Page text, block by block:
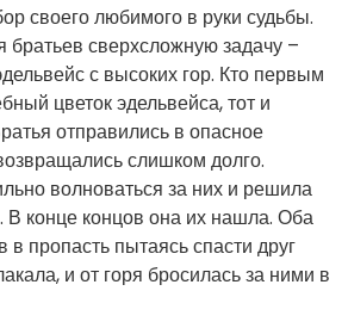
своего любимого в руки судьбы.
сверхсложную задачу –
с высоких гор. Кто первым
цветок эдельвейса, тот и
отправились в опасное
слишком долго.
волноваться за них и решила
В конце концов она их нашла. Оба
в пропасть пытаясь спасти друг
и от горя бросилась за ними в